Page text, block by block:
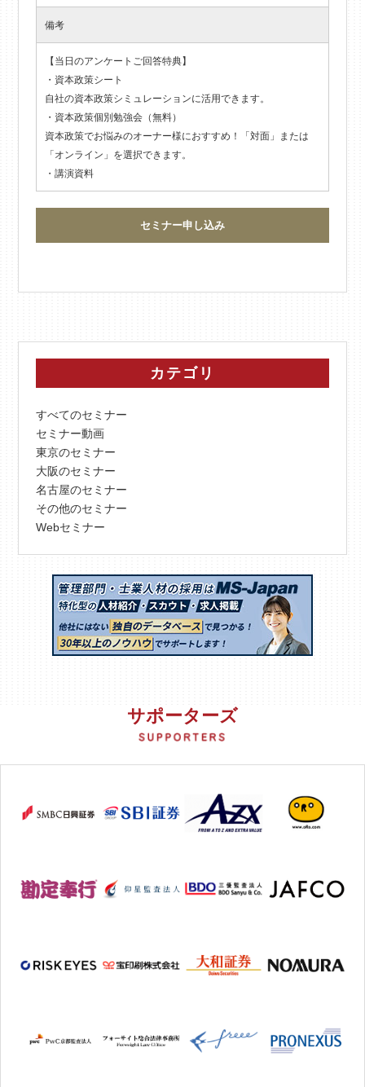
備考
【当日のアンケートご回答特典】
・資本政策シート
自社の資本政策シミュレーションに活用できます。
・資本政策個別勉強会（無料）
資本政策でお悩みのオーナー様におすすめ！「対面」または
「オンライン」を選択できます。
・講演資料
セミナー申し込み
カテゴリ
すべてのセミナー
セミナー動画
東京のセミナー
大阪のセミナー
名古屋のセミナー
その他のセミナー
Webセミナー
サポーターズ